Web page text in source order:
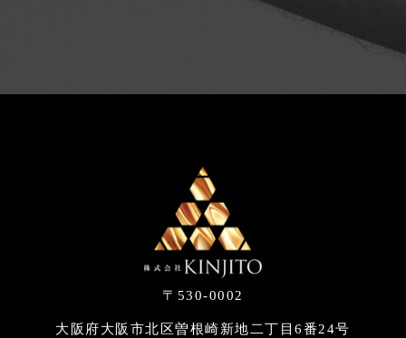
〒530-0002
大阪府大阪市北区曽根崎新地二丁目6番24号